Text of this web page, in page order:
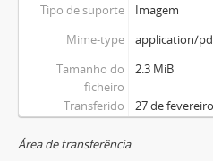
Tipo de suporte
Imagem
Mime-type
application/
Tamanho do
ficheiro
2.3 MiB
Transferido 27 de
Área de transferência